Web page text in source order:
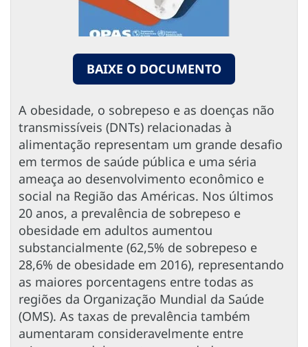
BAIXE O DOCUMENTO
A obesidade, o sobrepeso e as doenças não
transmissíveis (DNTs) relacionadas à
alimentação representam um grande desafio
em termos de saúde pública e uma séria
ameaça ao desenvolvimento econômico e
social na Região das Américas. Nos últimos
20 anos, a prevalência de sobrepeso e
obesidade em adultos aumentou
substancialmente (62,5% de sobrepeso e
28,6% de obesidade em 2016), representando
as maiores porcentagens entre todas as
regiões da Organização Mundial da Saúde
(OMS). As taxas de prevalência também
aumentaram consideravelmente entre